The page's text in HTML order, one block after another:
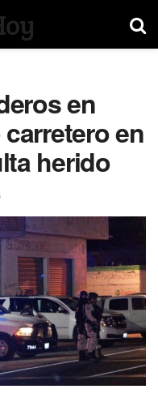
en
en
herido